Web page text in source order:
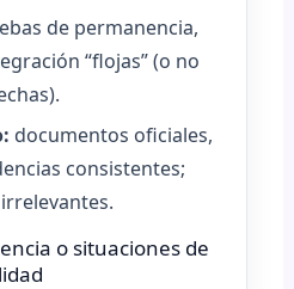
de permanencia,
“flojas” (o no
documentos oficiales,
consistentes;
o situaciones de